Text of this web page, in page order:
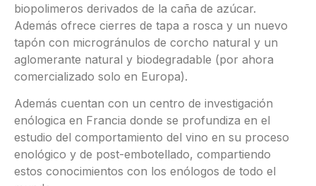
biopolimeros derivados de la caña de azúcar.
Además ofrece cierres de tapa a rosca y un nuevo
tapón con microgránulos de corcho natural y un
aglomerante natural y biodegradable (por ahora
comercializado solo en Europa).
Además cuentan con un centro de investigación
enólogica en Francia donde se profundiza en el
estudio del comportamiento del vino en su proceso
enológico y de post-embotellado, compartiendo
estos conocimientos con los enólogos de todo el